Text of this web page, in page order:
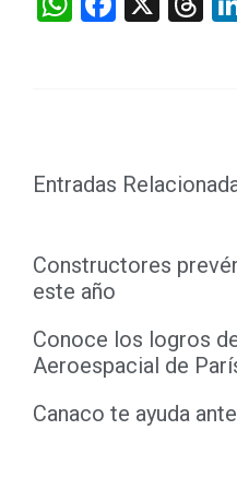
Entradas
Constructores
este año
Conoce los logros
Aeroespacial de
Canaco te ayuda